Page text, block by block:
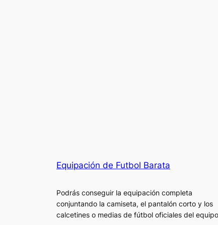
Equipación de Futbol Barata
Podrás conseguir la equipación completa
conjuntando la camiseta, el pantalón corto y los
calcetines o medias de fútbol oficiales del